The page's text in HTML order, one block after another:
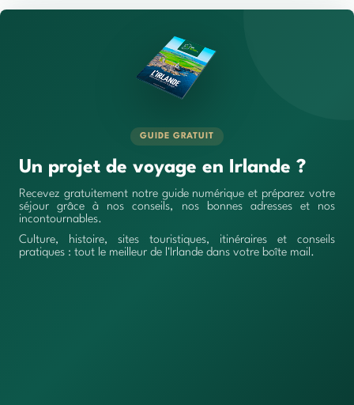
GUIDE GRATUIT
Un projet de voyage en Irlande ?
Recevez gratuitement notre guide numérique et préparez votre
séjour grâce à nos conseils, nos bonnes adresses et nos
incontournables.
Culture, histoire, sites touristiques, itinéraires et conseils
pratiques : tout le meilleur de l'Irlande dans votre boîte mail.